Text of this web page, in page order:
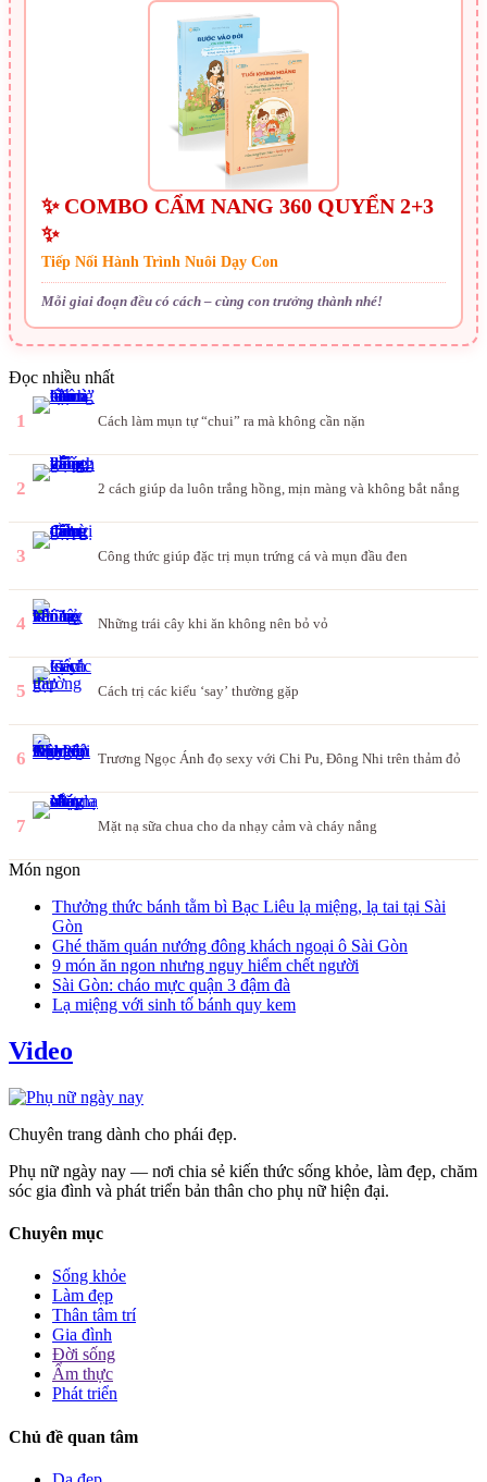
✨ COMBO CẨM NANG 360 QUYỂN 2+3
✨
Tiếp Nối Hành Trình Nuôi Dạy Con
Mỗi giai đoạn đều có cách – cùng con trưởng thành nhé!
Đọc nhiều nhất
1 Cách làm mụn tự “chui” ra mà không cần nặn
2 2 cách giúp da luôn trắng hồng, mịn màng và không bắt nắng
3 Công thức giúp đặc trị mụn trứng cá và mụn đầu đen
4 Những trái cây khi ăn không nên bỏ vỏ
5 Cách trị các kiểu ‘say’ thường gặp
6 Trương Ngọc Ánh đọ sexy với Chi Pu, Đông Nhi trên thảm đỏ
7 Mặt nạ sữa chua cho da nhạy cảm và cháy nắng
Món ngon
Thưởng thức bánh tằm bì Bạc Liêu lạ miệng, lạ tai tại Sài
Gòn
Ghé thăm quán nướng đông khách ngoại ô Sài Gòn
9 món ăn ngon nhưng nguy hiểm chết người
Sài Gòn: cháo mực quận 3 đậm đà
Lạ miệng với sinh tố bánh quy kem
Video
Chuyên trang dành cho phái đẹp.
Phụ nữ ngày nay — nơi chia sẻ kiến thức sống khỏe, làm đẹp, chăm
sóc gia đình và phát triển bản thân cho phụ nữ hiện đại.
Chuyên mục
Sống khỏe
Làm đẹp
Thân tâm trí
Gia đình
Đời sống
Ẩm thực
Phát triển
Chủ đề quan tâm